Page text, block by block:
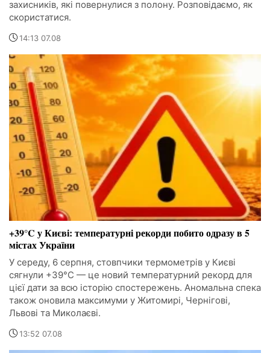
захисників, які повернулися з полону. Розповідаємо, як
скористатися.
14:13 07.08
+39°C у Києві: температурні рекорди побито одразу в 5
містах України
У середу, 6 серпня, стовпчики термометрів у Києві
сягнули +39°C — це новий температурний рекорд для
цієї дати за всю історію спостережень. Аномальна спека
також оновила максимуми у Житомирі, Чернігові,
Львові та Миколаєві.
13:52 07.08